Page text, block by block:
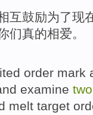
互鼓励为了现
们真的相爱。
order mark
examine two
melt target